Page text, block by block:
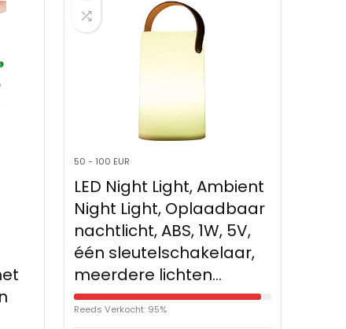
50 - 100 EUR
LED Night Light, Ambient
Night Light, Oplaadbaar
nachtlicht, ABS, 1W, 5V,
één sleutelschakelaar,
meerdere lichten…
Reeds Verkocht: 95%